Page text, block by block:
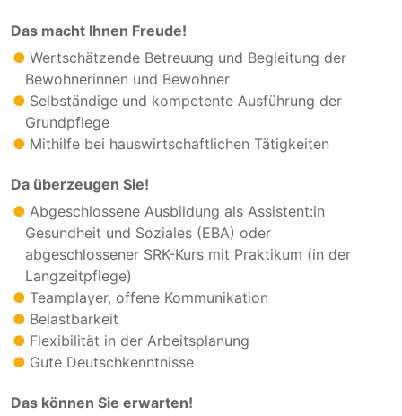
Das macht Ihnen Freude!
Wertschätzende Betreuung und Begleitung der
Bewohnerinnen und Bewohner
Selbständige und kompetente Ausführung der
Grundpflege
Mithilfe bei hauswirtschaftlichen Tätigkeiten
Da überzeugen Sie!
Abgeschlossene Ausbildung als Assistent:in
Gesundheit und Soziales (EBA) oder
abgeschlossener SRK-Kurs mit Praktikum (in der
Langzeitpflege)
Teamplayer, offene Kommunikation
Belastbarkeit
Flexibilität in der Arbeitsplanung
Gute Deutschkenntnisse
Das können Sie erwarten!